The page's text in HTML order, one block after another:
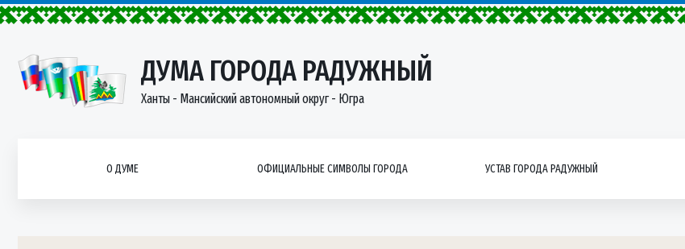
ДУМА ГОРОДА РАДУЖНЫЙ
Ханты - Мансийский автономный округ - Югра
О ДУМЕ ОФИЦИАЛЬНЫЕ СИМВОЛЫ ГОРОДА УСТАВ ГОРОДА РАДУЖНЫЙ